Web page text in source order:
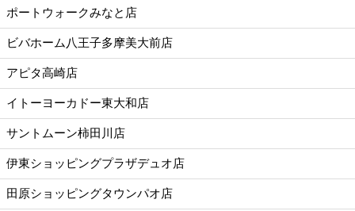
ポートウォークみなと店
ビバホーム八王子多摩美大前店
アピタ高崎店
イトーヨーカドー東大和店
サントムーン柿田川店
伊東ショッピングプラザデュオ店
田原ショッピングタウンパオ店